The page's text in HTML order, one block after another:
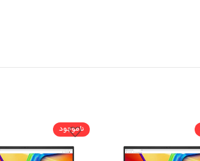
ناموجود